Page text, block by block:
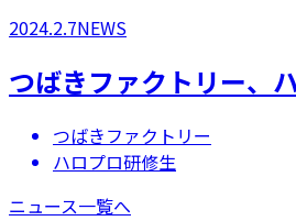
2024.2.7NEWS
つばきファクトリー、
つばきファクトリー
ハロプロ研修生
ニュース一覧へ